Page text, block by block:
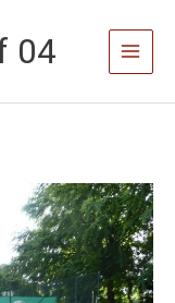
04
Main
Menu